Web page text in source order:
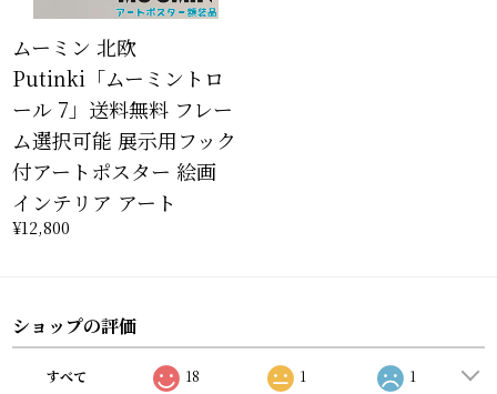
ムーミン 北欧
Putinki「ムーミントロ
ール 7」送料無料 フレー
ム選択可能 展示用フック
付アートポスター 絵画
インテリア アート
¥12,800
ショップの評価
すべて 18 1 1